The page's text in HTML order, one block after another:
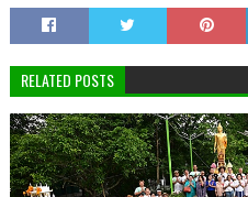
RELATED POSTS